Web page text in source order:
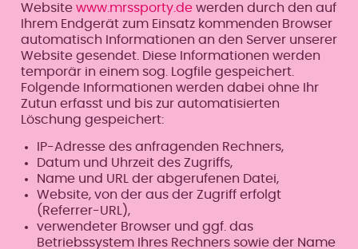
Website www.mrssporty.dewerden durch den auf
Ihrem Endgerät zum Einsatz kommenden Browser
automatisch Informationen an den Server unserer
Website gesendet. Diese Informationen werden
temporär in einem sog. Logfile gespeichert.
Folgende Informationen werden dabei ohne Ihr
Zutun erfasst und bis zur automatisierten
Löschung gespeichert:
IP-Adresse des anfragenden Rechners,
Datum und Uhrzeit des Zugriffs,
Name und URL der abgerufenen Datei,
Website, von der aus der Zugriff erfolgt
(Referrer-URL),
verwendeter Browser und ggf. das
Betriebssystem Ihres Rechners sowie der Name